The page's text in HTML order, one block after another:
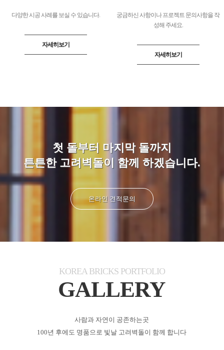
다양한 시공 사례를 보실 수 있습니다.
자세히보기
궁금하신 사항이나 프로젝트 문의사항을 작
성해 주세요.
자세히보기
첫 돌부터 마지막 돌까지
튼튼한 고려벽돌이 함께 하겠습니다.
온라인 견적문의
KOREA BRICKS PORTFOLIO
GALLERY
사람과 자연이 공존하는곳
100년 후에도 명품으로 빛날 고려벽돌이 함께 합니다